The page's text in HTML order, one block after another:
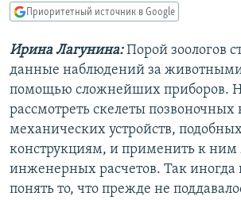
Вернутся
поиску
КАВКАЗ.РЕАЛИИ
СЕВЕР.РЕАЛИИ
СИБИРЬ.РЕАЛИИ
РАСПИСАНИЕ ВЕЩАНИЯ
ПОДПИШИТЕСЬ НА РАССЫЛКУ
СОЦИАЛЬНЫЕ СЕТИ
Приоритетный источник в Google
Ирина Лагунина:Порой зоологов
данные наблюдений за
помощью сложнейших приборов.
рассмотреть скелеты позвоночных
механических устройств,
конструкциям, и применить к ним
инженерных расчетов. Так иногда
понять то, что прежде не